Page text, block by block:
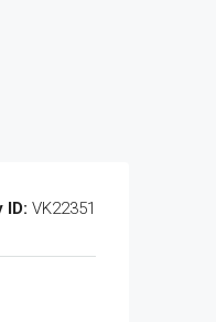
ID: VK22351